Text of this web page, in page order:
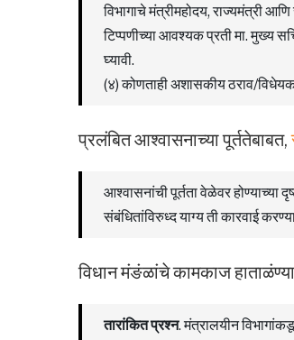
विभागाचे मंत्रीमहोदय, राज्यमंत्री आणि
टिप्पणीच्या आवश्यक प्रती मा. मुख्य
घ्यावी.
(४) कोणताही अशासकीय ठराव/
प्रलंबित आश्वासनाच्या पूर्ततेबाबत,
आश्वासनांची पूर्तता वेळेवर होण्याच्या
संबंधितांविरुध्द याग्य ती कारवाई
विधान मंङंळांचे कामकाज
तारांकित प्रश्न. मंत्रालयीन